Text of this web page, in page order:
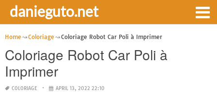
danieguto.net
Home Coloriage Coloriage Robot Car Poli à Imprimer
Coloriage Robot Car Poli à
Imprimer
COLORIAGE APRIL 13, 2022 22:10